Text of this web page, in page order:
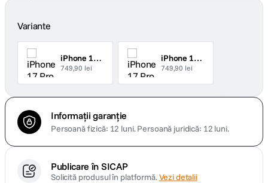
10. dji osmo
Variante
iPhone 17 Pro Max
749,90 lei
iPhone 17 Pro
749,90 lei
Informații garanție
Persoană fizică: 12 luni.Persoană juridică: 12 luni.
Publicare în SICAP
Solicită produsul în platformă.Vezi detalii